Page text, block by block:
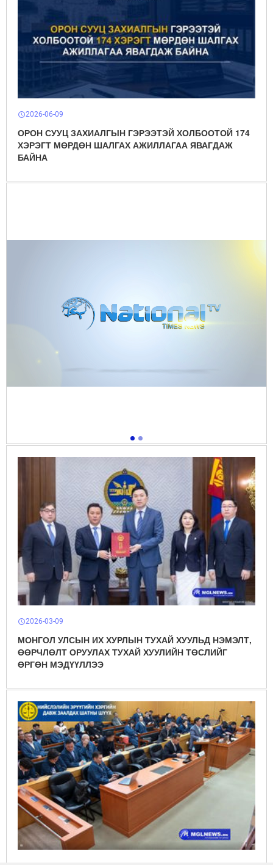
schedule2026-06-09
ОРОН СУУЦ ЗАХИАЛГЫН ГЭРЭЭТЭЙ ХОЛБООТОЙ 174
ХЭРЭГТ МӨРДӨН ШАЛГАХ АЖИЛЛАГАА ЯВАГДАЖ
БАЙНА
schedule2026-03-09
МОНГОЛ УЛСЫН ИХ ХУРЛЫН ТУХАЙ ХУУЛЬД НЭМЭЛТ,
ӨӨРЧЛӨЛТ ОРУУЛАХ ТУХАЙ ХУУЛИЙН ТӨСЛИЙГ
ӨРГӨН МЭДҮҮЛЛЭЭ